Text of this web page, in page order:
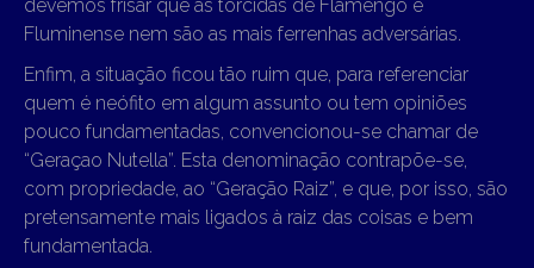
devemos frisar que as torcidas de Flamengo e
Fluminense nem são as mais ferrenhas adversárias.
Enfim, a situação ficou tão ruim que, para referenciar
quem é neófito em algum assunto ou tem opiniões
pouco fundamentadas, convencionou-se chamar de
“Geraçao Nutella”. Esta denominação contrapõe-se,
com propriedade, ao “Geração Raiz”, e que, por isso, são
pretensamente mais ligados à raiz das coisas e bem
fundamentada.